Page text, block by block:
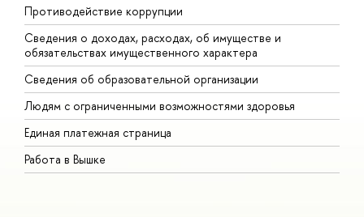
Противодействие коррупции
Сведения о доходах, расходах, об имуществе и
обязательствах имущественного характера
Сведения об образовательной организации
Людям с ограниченными возможностями здоровья
Единая платежная страница
Работа в Вышке